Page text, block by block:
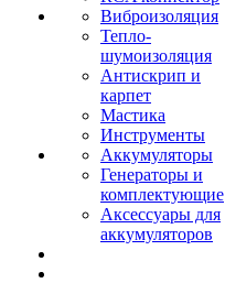
Виброизоляция
Тепло-
шумоизоляция
Антискрип и
карпет
Мастика
Инструменты
Аккумуляторы
Генераторы и
комплектующие
Аксессуары для
аккумуляторов